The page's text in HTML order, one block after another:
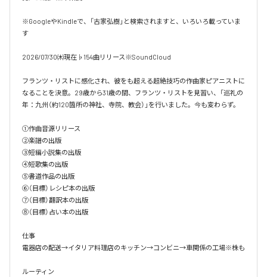
※GoogleやKindleで、「古家弘樹」と検索されますと、いろいろ載っていま
す
2026/07/30㈭現在♭154曲リリース※SoundCloud
フランツ・リストに感化され、彼をも超える超絶技巧の作曲家ピアニストに
なることを決意。29歳から31歳の間、フランツ・リストを見習い、「巡礼の
年：九州（約120箇所の神社、寺院、教会）」を行いました。今も変わらず。
①作曲音源リリース
②楽譜の出版
③短編小説集の出版
④短歌集の出版
⑤書道作品の出版
⑥（目標）レシピ本の出版
⑦（目標）翻訳本の出版
⑧（目標）占い本の出版
仕事
電器店の配送→イタリア料理店のキッチン→コンビニ→車関係の工場※株も
ルーティン